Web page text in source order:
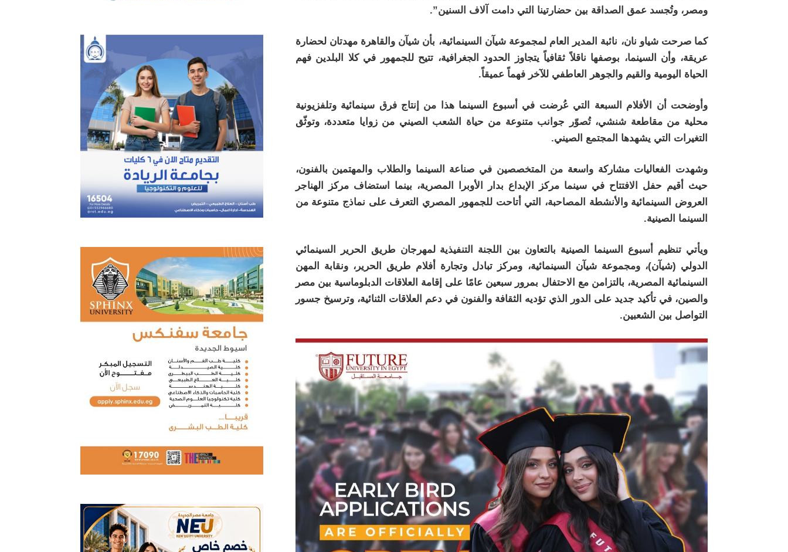
ومصر، وتُجسد عمق الصداقة بين حضارتينا التي دامت آلاف السنين”.
كما صرحت شياو نان، نائبة المدير العام لمجموعة شيآن السينمائية، بأن شيآن والقاهرة مهدتان لحضارة
عريقة، وأن السينما، بوصفها ناقلاً ثقافياً يتجاوز الحدود الجغرافية، تتيح للجمهور في كلا البلدين فهم
الحياة اليومية والقيم والجوهر العاطفي للآخر فهماً عميقاً.
وأوضحت أن الأفلام السبعة التي عُرضت في أسبوع السينما هذا من إنتاج فرق سينمائية وتلفزيونية
محلية من مقاطعة شنشي، تُصوّر جوانب متنوعة من حياة الشعب الصيني من زوايا متعددة، وتوثّق
التغيرات التي يشهدها المجتمع الصيني.
وشهدت الفعاليات مشاركة واسعة من المتخصصين في صناعة السينما والطلاب والمهتمين بالفنون،
حيث أقيم حفل الافتتاح في سينما مركز الإبداع بدار الأوبرا المصرية، بينما استضاف مركز الهناجر
العروض السينمائية والأنشطة المصاحبة، التي أتاحت للجمهور المصري التعرف على نماذج متنوعة من
السينما الصينية.
ويأتي تنظيم أسبوع السينما الصينية بالتعاون بين اللجنة التنفيذية لمهرجان طريق الحرير السينمائي
الدولي (شيآن)، ومجموعة شيآن السينمائية، ومركز تبادل وتجارة أفلام طريق الحرير، ونقابة المهن
السينمائية المصرية، بالتزامن مع الاحتفال بمرور سبعين عامًا على إقامة العلاقات الدبلوماسية بين مصر
والصين، في تأكيد جديد على الدور الذي تؤديه الثقافة والفنون في دعم العلاقات الثنائية، وترسيخ جسور
التواصل بين الشعبين.